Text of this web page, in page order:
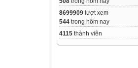
8699909 lượt xem
544 trong hôm nay
4115 thành viên